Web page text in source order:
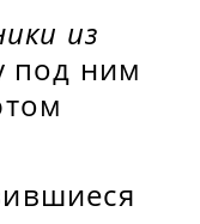
из
под ним